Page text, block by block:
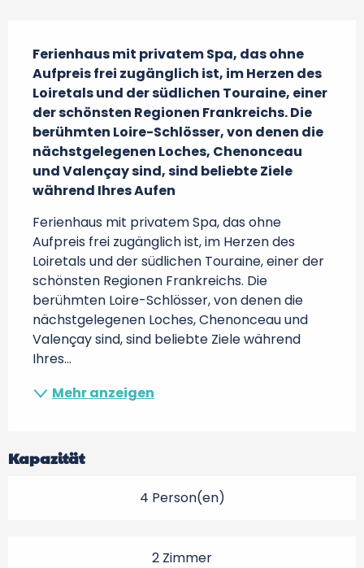
Ferienhaus mit privatem Spa, das ohne
Aufpreis frei zugänglich ist, im Herzen des
Loiretals und der südlichen Touraine, einer
der schönsten Regionen Frankreichs. Die
berühmten Loire-Schlösser, von denen die
nächstgelegenen Loches, Chenonceau
und Valençay sind, sind beliebte Ziele
während Ihres Aufen
Ferienhaus mit privatem Spa, das ohne
Aufpreis frei zugänglich ist, im Herzen des
Loiretals und der südlichen Touraine, einer der
schönsten Regionen Frankreichs. Die
berühmten Loire-Schlösser, von denen die
nächstgelegenen Loches, Chenonceau und
Valençay sind, sind beliebte Ziele während
Ihres...
Mehr anzeigen
Kapazität
4 Person(en)
2 Zimmer